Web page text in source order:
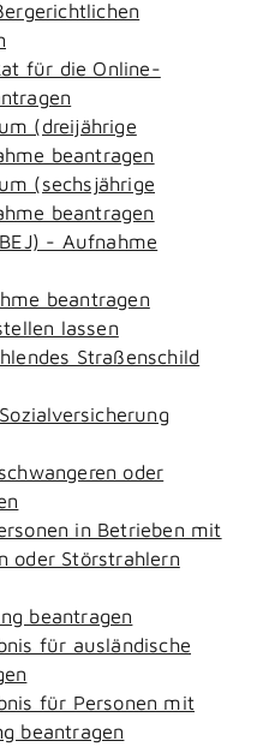
für die Online-
(dreijährige
beantragen
(sechsjährige
beantragen
- Aufnahme
beantragen
lassen
Straßenschild
oder
in Betrieben mit
oder Störstrahlern
beantragen
für ausländische
für Personen mit
beantragen